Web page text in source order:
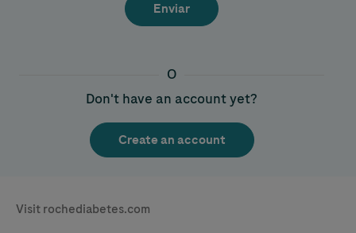
O
Don't have an account yet?
Legal & Privacy
Visit rochediabetes.com